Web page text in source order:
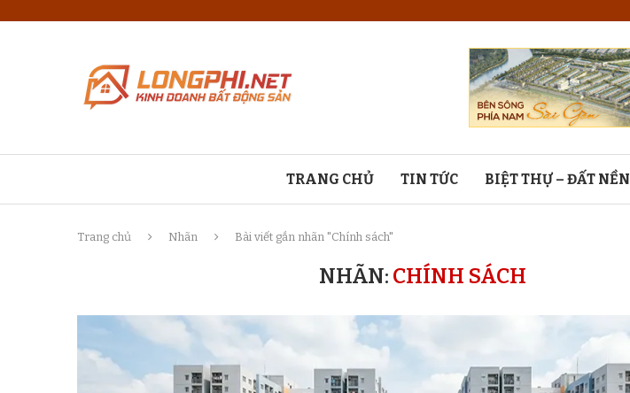
TRANG CHỦ TIN TỨC BIỆT THỰ – ĐẤT NỀN
Trang chủ Nhãn Bài viết gắn nhãn "Chính sách"
NHÃN: CHÍNH SÁCH